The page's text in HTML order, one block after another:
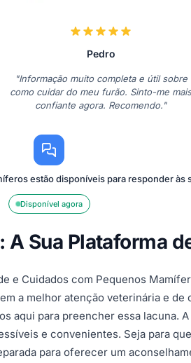
Pedro
"Informação muito completa e útil sobre
como cuidar do meu furão. Sinto-me mais
confiante agora. Recomendo."
estão disponíveis para responder às
Disponível agora
Sua Plataforma
e Cuidados com Pequenos
a melhor atenção veterinária e de
aqui para preencher essa
e convenientes. Seja para
para oferecer um